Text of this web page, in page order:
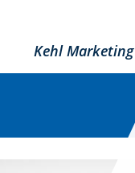
Kehl Marketing